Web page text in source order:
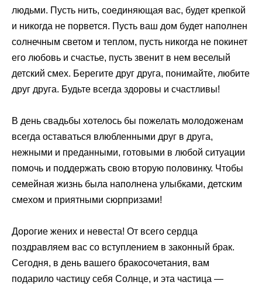
людьми. Пусть нить, соединяющая вас, будет крепкой
и никогда не порвется. Пусть ваш дом будет наполнен
солнечным светом и теплом, пусть никогда не покинет
его любовь и счастье, пусть звенит в нем веселый
детский смех. Берегите друг друга, понимайте, любите
друг друга. Будьте всегда здоровы и счастливы!
В день свадьбы хотелось бы пожелать молодоженам
всегда оставаться влюбленными друг в друга,
нежными и преданными, готовыми в любой ситуации
помочь и поддержать свою вторую половинку. Чтобы
семейная жизнь была наполнена улыбками, детским
смехом и приятными сюрпризами!
Дорогие жених и невеста! От всего сердца
поздравляем вас со вступлением в законный брак.
Сегодня, в день вашего бракосочетания, вам
подарило частицу себя Солнце, и эта частица —